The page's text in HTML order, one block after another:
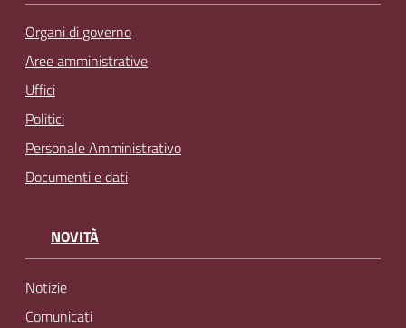
Organi di governo
Aree amministrative
Uffici
Politici
Personale Amministrativo
Documenti e dati
NOVITÀ
Notizie
Comunicati